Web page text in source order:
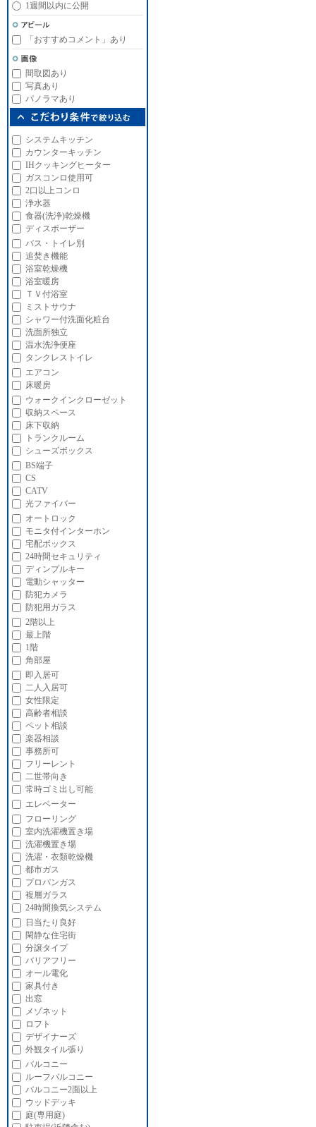
1週間以内に公開
「おすすめコメント」あり
間取図あり
写真あり
パノラマあり
システムキッチン
カウンターキッチン
IHクッキングヒーター
ガスコンロ使用可
2口以上コンロ
浄水器
食器(洗浄)乾燥機
ディスポーザー
バス・トイレ別
追焚き機能
浴室乾燥機
浴室暖房
ＴＶ付浴室
ミストサウナ
シャワー付洗面化粧台
洗面所独立
温水洗浄便座
タンクレストイレ
エアコン
床暖房
ウォークインクローゼット
収納スペース
床下収納
トランクルーム
シューズボックス
BS端子
CS
CATV
光ファイバー
オートロック
モニタ付インターホン
宅配ボックス
24時間セキュリティ
ディンプルキー
電動シャッター
防犯カメラ
防犯用ガラス
2階以上
最上階
1階
角部屋
即入居可
二人入居可
女性限定
高齢者相談
ペット相談
楽器相談
事務所可
フリーレント
二世帯向き
常時ゴミ出し可能
エレベーター
フローリング
室内洗濯機置き場
洗濯機置き場
洗濯・衣類乾燥機
都市ガス
プロパンガス
複層ガラス
24時間換気システム
日当たり良好
閑静な住宅街
分譲タイプ
バリアフリー
オール電化
家具付き
出窓
メゾネット
ロフト
デザイナーズ
外観タイル張り
バルコニー
ルーフバルコニー
バルコニー2面以上
ウッドデッキ
庭(専用庭)